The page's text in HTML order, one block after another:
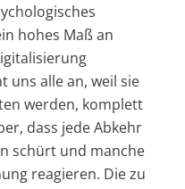
hohes Maß an
uns alle an, weil sie
werden, komplett
dass jede Abkehr
schürt und manche
reagieren. Die zu